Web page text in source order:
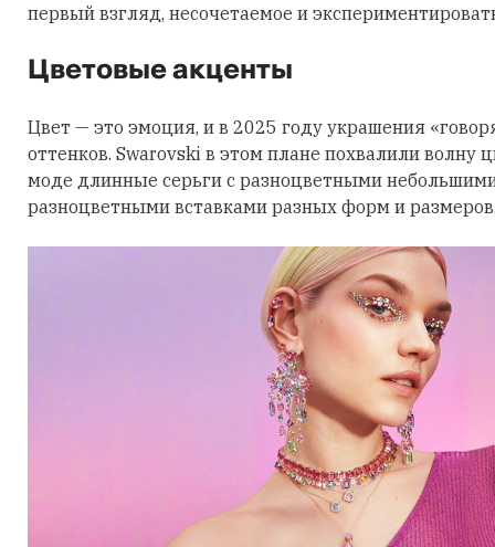
первый взгляд, несочетаемое и
Цветовые акценты
Цвет — это эмоция, и в 2025 году украшения
оттенков. Swarovski в этом плане похвалили волну
моде длинные серьги с разноцветными
разноцветными вставками разных форм и